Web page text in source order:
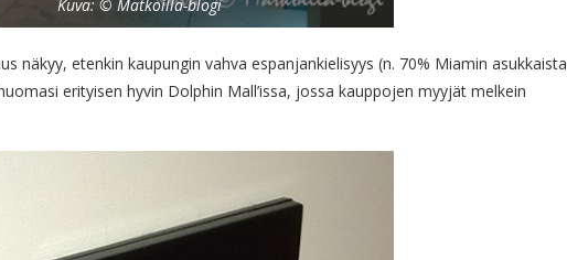
Kuva: © Matkoilla-blogi
näkyy, etenkin kaupungin vahva espanjankielisyys (n. 70% Miamin asukkaista
erityisen hyvin Dolphin Mall’issa, jossa kauppojen myyjät melkein